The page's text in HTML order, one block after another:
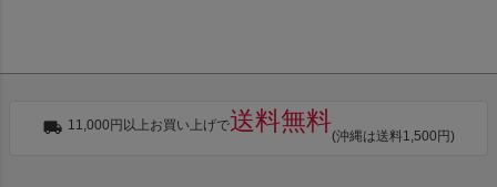
11,000円以上お買い上げで送料無料
(沖縄は送料1,500円)